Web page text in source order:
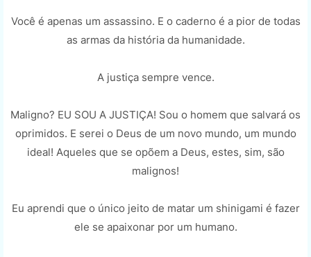
Você é apenas um assassino. E o caderno é a pior de todas
as armas da história da humanidade.
A justiça sempre vence.
Maligno? EU SOU A JUSTIÇA! Sou o homem que salvará os
oprimidos. E serei o Deus de um novo mundo, um mundo
ideal! Aqueles que se opõem a Deus, estes, sim, são
malignos!
Eu aprendi que o único jeito de matar um shinigami é fazer
ele se apaixonar por um humano.